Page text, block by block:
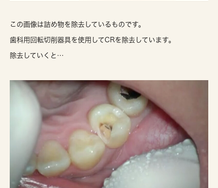
この画像は詰め物を除去しているものです。
歯科用回転切削器具を使用してCRを除去しています。
除去していくと…